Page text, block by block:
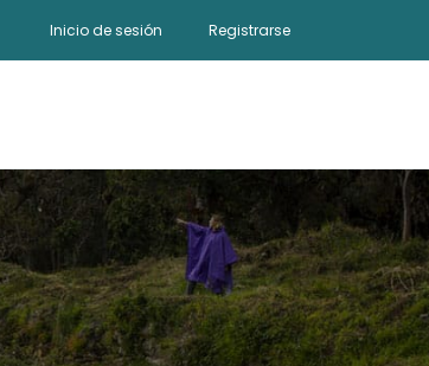
Inicio de sesión Registrarse